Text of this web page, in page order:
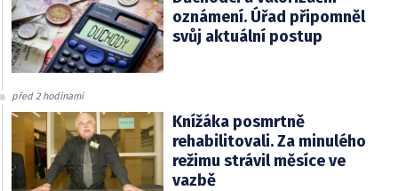
oznámení. Úřad připomněl
svůj aktuální postup
před 2 hodinami
Knížáka posmrtně
rehabilitovali. Za minulého
režimu strávil měsíce ve
vazbě